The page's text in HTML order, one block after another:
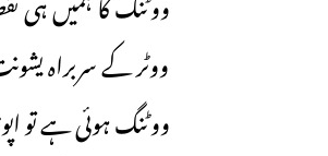
ووٹر کے سربراہ
ووٹنگ ہوئی ہے تو